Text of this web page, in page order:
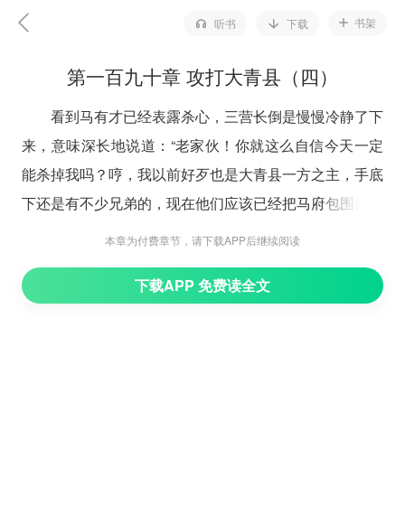
听书 下载 书架
第一百九十章 攻打大青县（四）
看到马有才已经表露杀心，三营长倒是慢慢冷静了下
来，意味深长地说道：“老家伙！你就这么自信今天一定
能杀掉我吗？哼，我以前好歹也是大青县一方之主，手底
下还是有不少兄弟的，现在他们应该已经把马府包围起来
了！哈哈！老实告诉你吧，就算没有赵卫国这档子事情，
“三营长，不是我小看你，就凭你手上的那点
本章为付费章节，请下载APP后继续阅读
下载APP 免费读全文